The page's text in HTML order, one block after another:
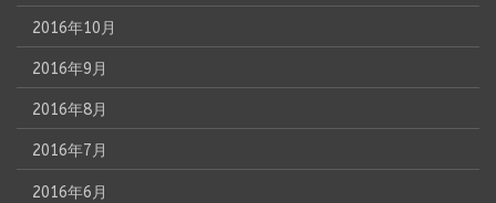
2016年10月
2016年9月
2016年8月
2016年7月
2016年6月